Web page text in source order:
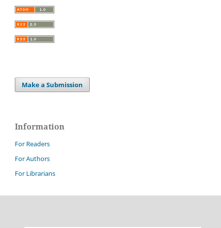
Make a Submission
Information
For Readers
For Authors
For Librarians